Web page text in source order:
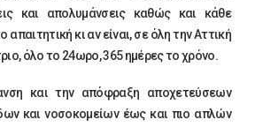
και απολυμάνσεις καθώς και κάθε
απαιτητική κι αν είναι, σε όλη την Αττική
όλο το 24ωρο, 365 ημέρες το χρόνο.
και την απόφραξη αποχετεύσεων
και νοσοκομείων έως και πιο απλών